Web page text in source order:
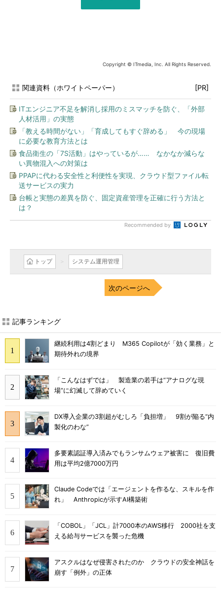
Copyright © ITmedia, Inc. All Rights Reserved.
関連資料（ホワイトペーパー） [PR]
ITエンジニア不足を解消し採用のミスマッチを防ぐ、「外部
人材活用」の実態
「教える時間がない」「育成してもすぐ辞める」 今の現場
に必要な教育方法とは
食品衛生の「7S活動」はやっているが…… なかなか減らな
い異物混入への対策は
PPAPに代わる安全性と利便性を実現、クラウド型ファイル転
送サービスの実力
台帳と実態の差異を防ぐ、固定資産管理を正確に行う方法と
は？
Recommended by
トップ システム運用管理
次のページへ
記事ランキング
継続利用は4割どまり M365 Copilotが「効く業務」と
期待外れの境界
「こんなはずでは」 製造業の若手は“アナログな現
場”に幻滅して辞めていく
DX導入企業の3割超がむしろ「負担増」 9割が陥る“内
製化のわな”
多要素認証導入済みでもランサムウェア被害に 復旧費
用は平均2億7000万円
Claude Codeでは「エージェントを作るな、スキルを作
れ」 Anthropicが示すAI構築術
「COBOL」「JCL」計7000本のAWS移行 2000社を支
える給与サービスを襲った危機
アスクルはなぜ侵害されたのか クラウドの安全神話を
崩す「例外」の正体